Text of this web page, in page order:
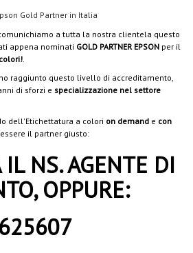
a tutta la nostra clientela questo
appena nominati GOLD PARTNER EPSON per il
raggiunto questo livello di accreditamento,
di sforzi e specializzazione nel settore
dell'Etichettatura a colori on demand e con
essere il partner giusto:
IL NS. AGENTE DI
OPPURE: